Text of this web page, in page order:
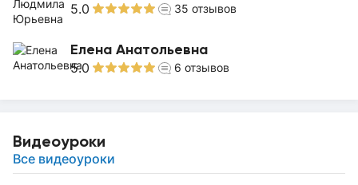
5.0 35 отзывов
Елена Анатольевна
5.0 6 отзывов
Видеоуроки
Все видеоуроки